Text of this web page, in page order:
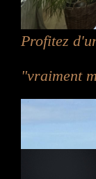
Profitez
"vraiment